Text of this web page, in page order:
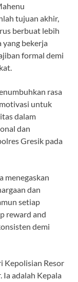
tujuan akhir,
berbuat lebih
yang bekerja
formal demi
rasa
untuk
dalam
dan
Gresik pada
menegaskan
dan
setiap
reward and
demi
Kepolisian Resor
adalah Kepala